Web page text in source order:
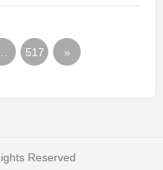
517 »
Reserved